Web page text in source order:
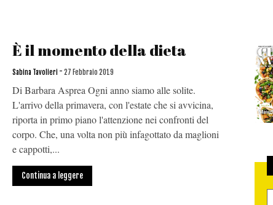
È il momento della dieta
Sabina Tavolieri - 27 Febbraio 2019
Di Barbara Asprea Ogni anno siamo alle solite.
L'arrivo della primavera, con l'estate che si avvicina,
riporta in primo piano l'attenzione nei confronti del
corpo. Che, una volta non più infagottato da maglioni
e cappotti,...
Continua a leggere